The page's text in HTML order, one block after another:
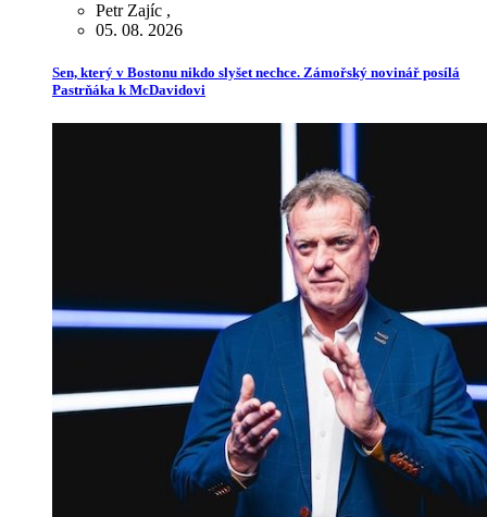
Petr Zajíc ,
05. 08. 2026
Sen, který v Bostonu nikdo slyšet nechce. Zámořský novinář posílá
Pastrňáka k McDavidovi